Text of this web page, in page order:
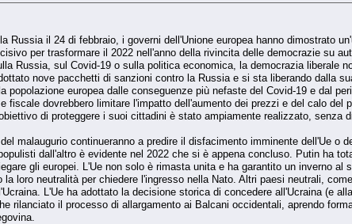
Russia il 24 di febbraio, i governi dell'Unione europea hanno dimostrato
per trasformare il 2022 nell'anno della rivincita delle democrazie su
Russia, sul Covid-19 o sulla politica economica, la democrazia liberale
nove pacchetti di sanzioni contro la Russia e si sta liberando dalla
popolazione europea dalle conseguenze più nefaste del Covid-19 e dal
fiscale dovrebbero limitare l'impatto dell'aumento dei prezzi e del calo
di proteggere i suoi cittadini è stato ampiamente realizzato, senza
malaugurio continueranno a predire il disfacimento imminente dell'Ue o
dall'altro è evidente nel 2022 che si è appena concluso. Putin ha
gli europei. L'Ue non solo è rimasta unita e ha garantito un inverno
la loro neutralità per chiedere l'ingresso nella Nato. Altri paesi neutrali,
L'Ue ha adottato la decisione storica di concedere all'Ucraina (e
rilanciato il processo di allargamento ai Balcani occidentali, aprendo